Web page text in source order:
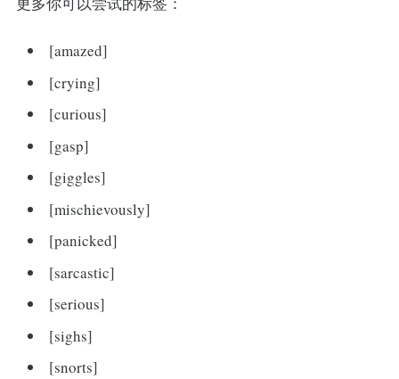
[amazed]
[crying]
[curious]
[gasp]
[giggles]
[mischievously]
[panicked]
[sarcastic]
[serious]
[sighs]
[snorts]